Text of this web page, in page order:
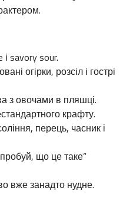
savory sour.
огірки, розсіл і гострі
з овочами в пляшці.
крафту.
перець, часник і
що це таке”
вже занадто нудне.